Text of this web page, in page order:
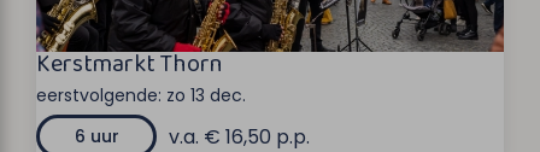
Kerstmarkt Thorn
eerstvolgende: zo 13 dec.
6 uur
v.a. € 16,50 p.p.